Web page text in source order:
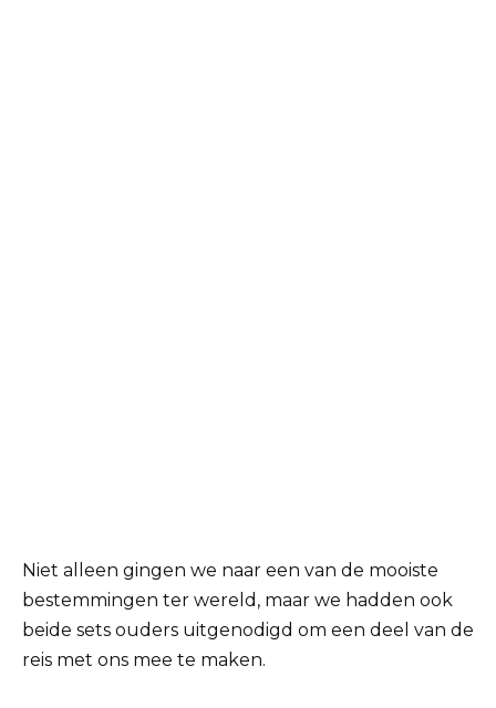
Niet alleen gingen we naar een van de mooiste
bestemmingen ter wereld, maar we hadden ook
beide sets ouders uitgenodigd om een deel van de
reis met ons mee te maken.